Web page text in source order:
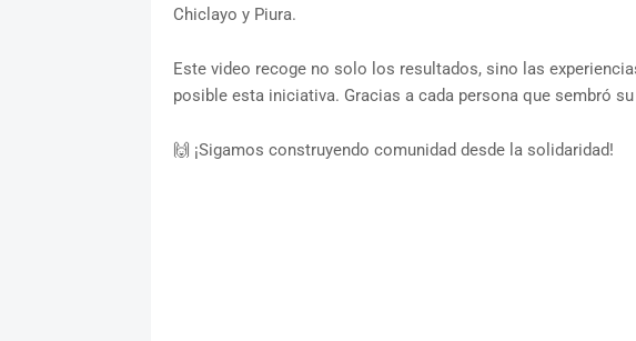
Chiclayo y Piura.
Este video recoge no solo los resultados, sino las
posible esta iniciativa. Gracias a cada persona que sembró
🙌 ¡Sigamos construyendo comunidad desde la solidaridad!